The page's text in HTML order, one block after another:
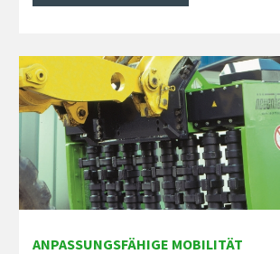
ANPASSUNGSFÄHIGE MOBILITÄT